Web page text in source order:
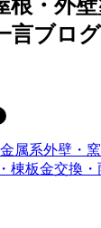
ブログ
系外壁・窯
棟板金交換